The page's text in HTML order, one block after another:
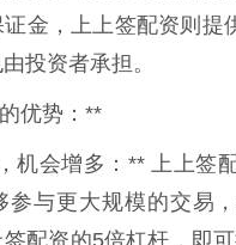
金，上上签配资则提
投资者承担。
优势：**
机会增多：** 上上签
参与更大规模的交易
配资的5倍杠杆，即